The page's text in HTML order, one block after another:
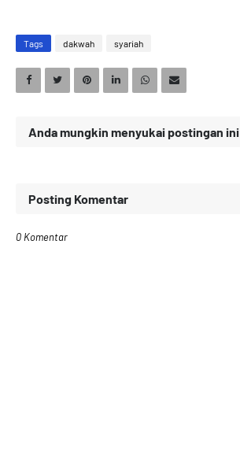
Tags dakwah syariah
Anda mungkin menyukai postingan ini
Posting Komentar
0 Komentar